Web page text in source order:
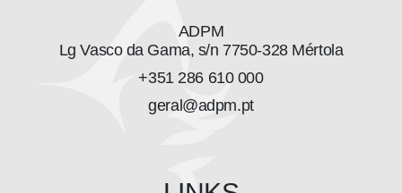
ADPM
Lg Vasco da Gama, s/n 7750-328 Mértola
+351 286 610 000
geral@adpm.pt